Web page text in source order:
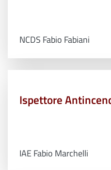
NCDS Fabio Fabiani
Ispettore
IAE Fabio Marchelli